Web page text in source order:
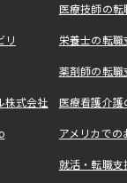
医療技師の
リ 栄養士の転
薬剤師の転
株式会社 医療看護介
アメリカで
就活・転職